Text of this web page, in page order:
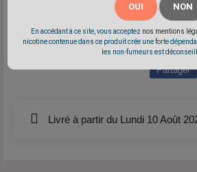
OUI NON
En accédant à ce site, vous acceptez nos mentions
nicotine contenue dans ce produit crée une forte
les non-fumeurs est
Le eliquide FR-K de Alfaliquid est fabriqué en
PG / 30% VG et 50% PG / 50% VG.
Partager
Livré à partir du Lundi 10 Août